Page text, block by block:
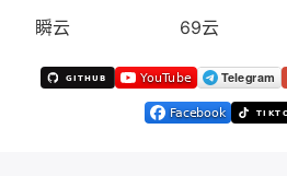
瞬云
69云